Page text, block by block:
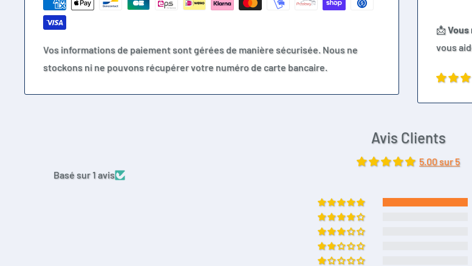
📩Vous
vous
Vos informations de paiement sont gérées de manière sécurisée. Nous ne
stockons ni ne pouvons récupérer votre numéro de carte bancaire.
Avis Clients
5.00 sur 5
Basé sur 1 avis